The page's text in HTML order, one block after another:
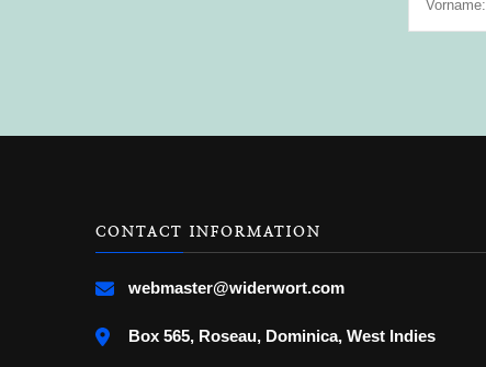
CONTACT INFORMATION
webmaster@widerwort.com
Box 565, Roseau, Dominica, West Indies